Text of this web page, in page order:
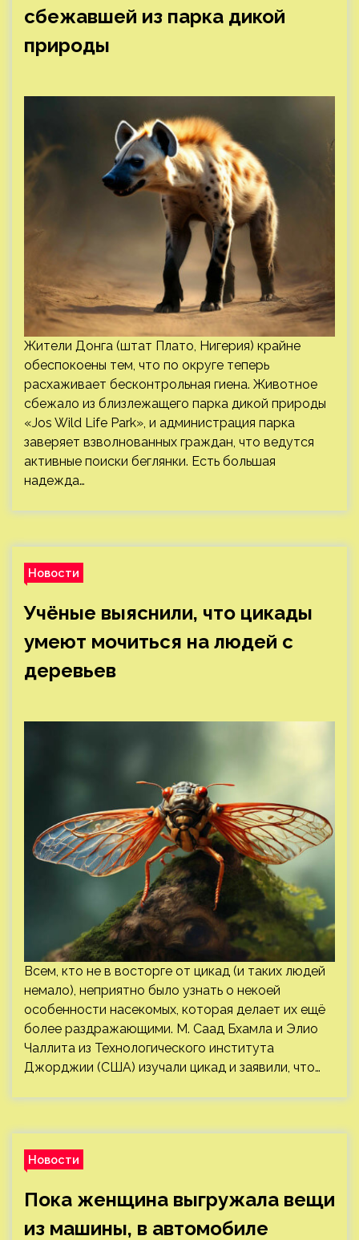
сбежавшей из парка дикой
природы
Жители Донга (штат Плато, Нигерия) крайне
обеспокоены тем, что по округе теперь
расхаживает бесконтрольная гиена. Животное
сбежало из близлежащего парка дикой природы
«Jos Wild Life Park», и администрация парка
заверяет взволнованных граждан, что ведутся
активные поиски беглянки. Есть большая
надежда…
Новости
Учёные выяснили, что цикады
умеют мочиться на людей с
деревьев
Всем, кто не в восторге от цикад (и таких людей
немало), неприятно было узнать о некоей
особенности насекомых, которая делает их ещё
более раздражающими. М. Саад Бхамла и Элио
Чаллита из Технологического института
Джорджии (США) изучали цикад и заявили, что…
Новости
Пока женщина выгружала вещи
из машины, в автомобиле